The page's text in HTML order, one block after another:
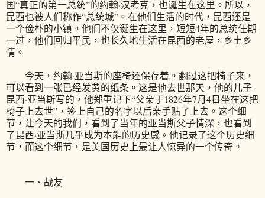
国“真正的第一总统”的约翰·汉考克，也诞生在这里。所以，
昆西也被人们称作“总统城”。在他们生活的时代，昆西还是
一个俭朴的小镇。他们不仅诞生在这里，短短4年的总统任期
一过，他们回归平民，也长久地生活在昆西的老屋，乡土乡
情。
今天，约翰·亚当斯的座椅还保存着。翻过这把椅子来，
可以看到一张已经发黄的纸条。这是他去世那天，他的儿子
昆西·亚当斯写的，他郑重记下“父亲于1826年7月4日坐在这把
椅子上去世”，签上自己的名字以后亲手贴了上去。这个细
节，让今天的我们，看到了当年的亚当斯父子情深，也看到
了昆西·亚当斯几乎成为本能的历史感。他记录了这个历史细
节，而这个细节，是美国历史上最让人惊异的一个传奇。
一、战友